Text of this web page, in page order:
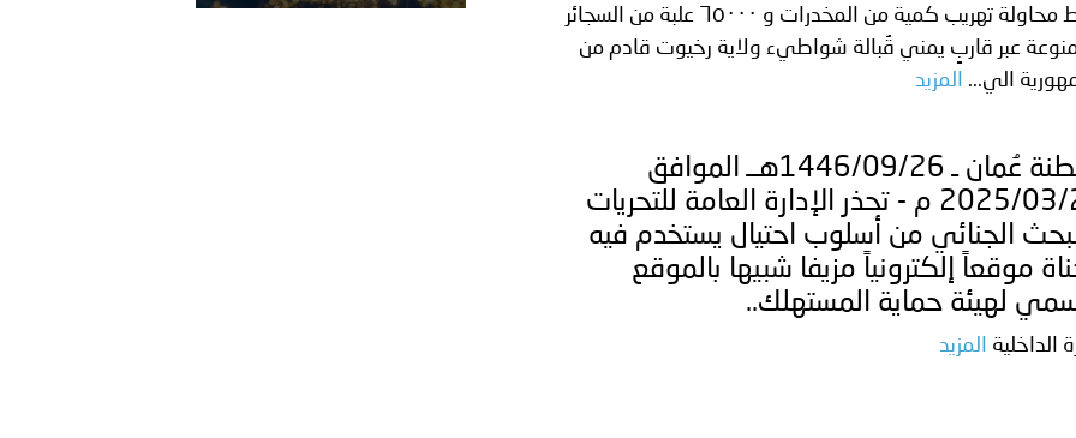
تحبط محاولة تهريب كمية من المخدرات و ٦٥٠٠٠ علبة من السجائر
عبر قاربٍ يمني قُبالة شواطيء ولاية رخيوت قادم من
الي...
المزيد
سلطنة عُمان ـ 1446/09/26هــ الموافق
2025/03/26 م - تحذر الإدارة العامة للتحريات
الجنائي من أسلوب احتيال يستخدم فيه
موقعاً إلكترونياً مزيفا شبيها بالموقع
لهيئة حماية المستهلك..
الداخلية المزيد